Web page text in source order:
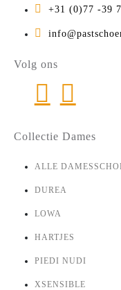
+31 (0)77 -39
Volg ons
Collectie Dames
ALLE
DUREA
LOWA
HARTJES
PIEDI NUDI
XSENSIBLE